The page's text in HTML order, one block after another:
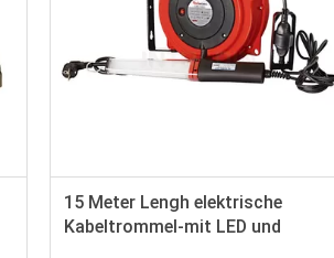
15 Meter Lengh elektrische
Kabeltrommel-mit LED und